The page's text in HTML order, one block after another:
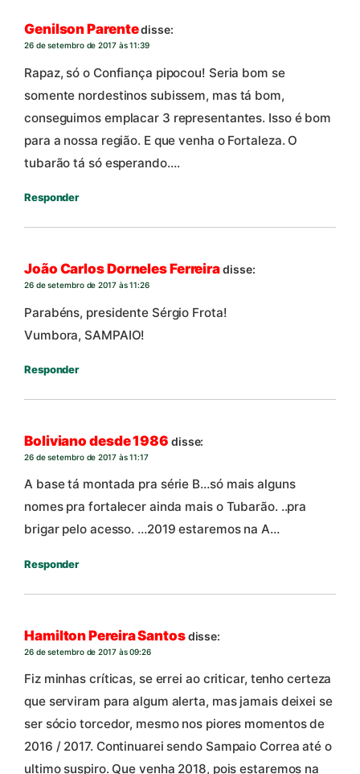
Genilson Parentedisse:
26 de setembro de 2017 às 11:39
Rapaz, só o Confiança pipocou! Seria bom se
somente nordestinos subissem, mas tá bom,
conseguimos emplacar 3 representantes. Isso é bom
para a nossa região. E que venha o Fortaleza. O
tubarão tá só esperando….
Responder
João Carlos Dorneles Ferreiradisse:
26 de setembro de 2017 às 11:26
Parabéns, presidente Sérgio Frota!
Vumbora, SAMPAIO!
Responder
Boliviano desde 1986 disse:
26 de setembro de 2017 às 11:17
A base tá montada pra série B…só mais alguns
nomes pra fortalecer ainda mais o Tubarão. ..pra
brigar pelo acesso. …2019 estaremos na A…
Responder
Hamilton Pereira Santosdisse:
26 de setembro de 2017 às 09:26
Fiz minhas críticas, se errei ao criticar, tenho certeza
que serviram para algum alerta, mas jamais deixei se
ser sócio torcedor, mesmo nos piores momentos de
2016 / 2017. Continuarei sendo Sampaio Correa até o
ultimo suspiro. Que venha 2018, pois estaremos na